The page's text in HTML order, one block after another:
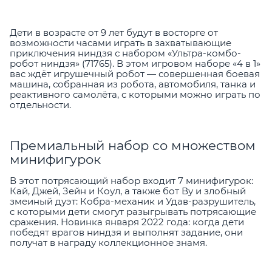
Дети в возрасте от 9 лет будут в восторге от
возможности часами играть в захватывающие
приключения ниндзя с набором «Ультра-комбо-
робот ниндзя» (71765). В этом игровом наборе «4 в 1»
вас ждёт игрушечный робот — совершенная боевая
машина, собранная из робота, автомобиля, танка и
реактивного самолёта, с которыми можно играть по
отдельности.
Премиальный набор со множеством
минифигурок
В этот потрясающий набор входит 7 минифигурок:
Кай, Джей, Зейн и Коул, а также бот Ву и злобный
змеиный дуэт: Кобра-механик и Удав-разрушитель,
с которыми дети смогут разыгрывать потрясающие
сражения. Новинка января 2022 года: когда дети
победят врагов ниндзя и выполнят задание, они
получат в награду коллекционное знамя.